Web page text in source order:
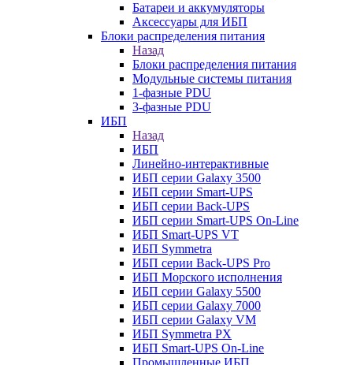
Батареи и аккумуляторы
Аксессуары для ИБП
Блоки распределения питания
Назад
Блоки распределения питания
Модульные системы питания
1-фазные PDU
3-фазные PDU
ИБП
Назад
ИБП
Линейно-интерактивные
ИБП серии Galaxy 3500
ИБП серии Smart-UPS
ИБП серии Back-UPS
ИБП серии Smart-UPS On-Line
ИБП Smart-UPS VT
ИБП Symmetra
ИБП серии Back-UPS Pro
ИБП Морского исполнения
ИБП серии Galaxy 5500
ИБП серии Galaxy 7000
ИБП серии Galaxy VM
ИБП Symmetra PX
ИБП Smart-UPS On-Line
Промышленные ИБП